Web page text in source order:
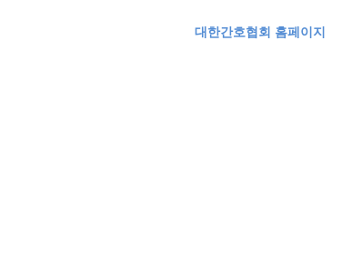
대한간호협회 홈페이지